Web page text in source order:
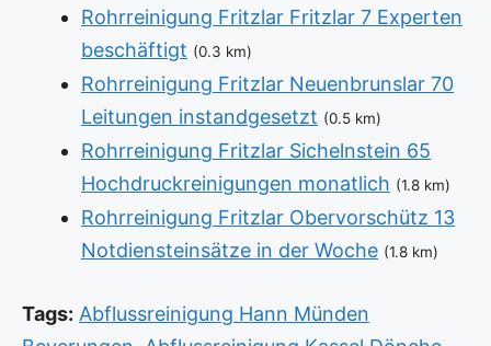
Rohrreinigung Fritzlar Fritzlar 7 Experten
beschäftigt (0.3 km)
Rohrreinigung Fritzlar Neuenbrunslar 70
Leitungen instandgesetzt (0.5 km)
Rohrreinigung Fritzlar Sichelnstein 65
Hochdruckreinigungen monatlich (1.8 km)
Rohrreinigung Fritzlar Obervorschütz 13
Notdiensteinsätze in der Woche (1.8 km)
Tags: Abflussreinigung Hann Münden